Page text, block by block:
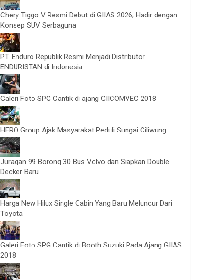
Chery Tiggo V Resmi Debut di GIIAS 2026, Hadir dengan
Konsep SUV Serbaguna
PT. Enduro Republik Resmi Menjadi Distributor
ENDURISTAN di Indonesia
Galeri Foto SPG Cantik di ajang GIICOMVEC 2018
HERO Group Ajak Masyarakat Peduli Sungai Ciliwung
Juragan 99 Borong 30 Bus Volvo dan Siapkan Double
Decker Baru
Harga New Hilux Single Cabin Yang Baru Meluncur Dari
Toyota
Galeri Foto SPG Cantik di Booth Suzuki Pada Ajang GIIAS
2018